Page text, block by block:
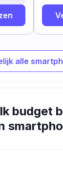
alle
budget